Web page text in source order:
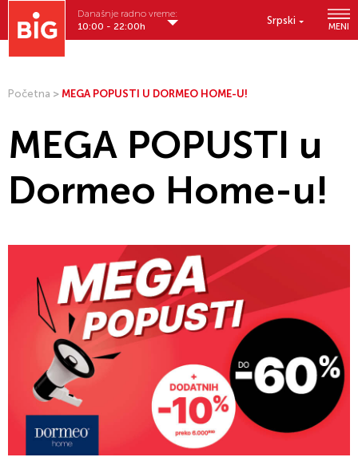
Srpski
MENI
Današnje radno vreme:
10:00 - 22:00h
Početna > MEGA POPUSTI U DORMEO HOME-U!
MEGA POPUSTI u
Dormeo Home-u!